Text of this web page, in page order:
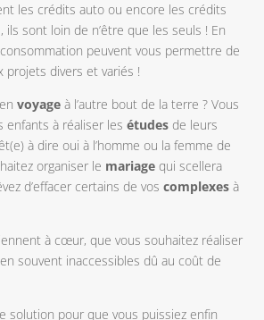
les crédits auto ou encore les crédits
ils sont loin de n’être que les seuls ! En
peuvent vous permettre de
projets divers et variés !
envoyage à l’autre bout de la terre ? Vous
enfants à réaliser lesétudes de leurs
à dire oui à l’homme ou la femme de
organiser le mariage qui scellera
d’effacer certains de voscomplexesà
à cœur, que vous souhaitez réaliser
souvent inaccessibles dû au coût de
solution pour que vous puissiez enfin